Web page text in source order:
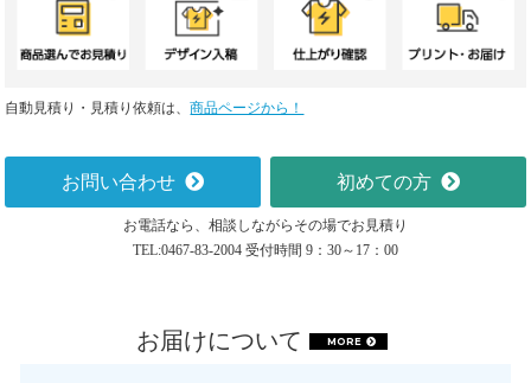
自動見積り・見積り依頼は、商品ページから！
お問い合わせ 初めての方
お電話なら、相談しながらその場でお見積り
TEL:0467-83-2004 受付時間 9：30～17：00
お届けについて MORE